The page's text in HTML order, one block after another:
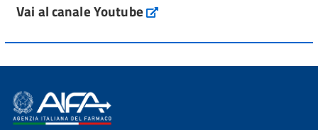
Vai al canale Youtube